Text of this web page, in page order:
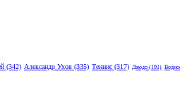
(342) Александр Ухов (335) Теннис (317) Дзюдо (191)